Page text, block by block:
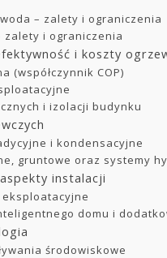
– zalety i ograniczenia
zalety i ograniczenia
i koszty
(współczynnik COP)
i izolacji budynku
i kondensacyjne
gruntowe oraz systemy
instalacji
domu i
środowiskowe